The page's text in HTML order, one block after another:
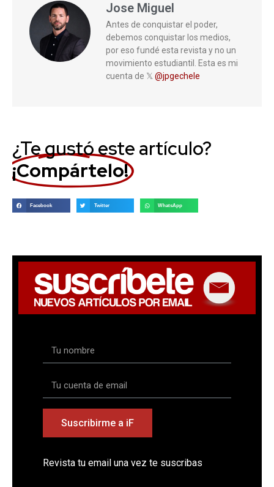
Jose Miguel
Antes de conquistar el poder,
debemos conquistar los medios,
por eso fundé esta revista y no un
movimiento estudiantil. Esta es mi
cuenta de 𝕏 @jpgechele
¿Te gustó este artículo?
¡Compártelo!
Facebook Twitter WhatsApp
Suscribirme a iF
Revista tu email una vez te suscribas